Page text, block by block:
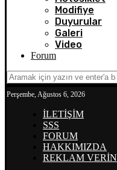
Modifiye
Duyurular
Galeri
Video
Forum
Perşembe, Ağustos 6, 2026
İLETİŞİM
SSS
FORUM
HAKKIMIZDA
REKLAM VERİN